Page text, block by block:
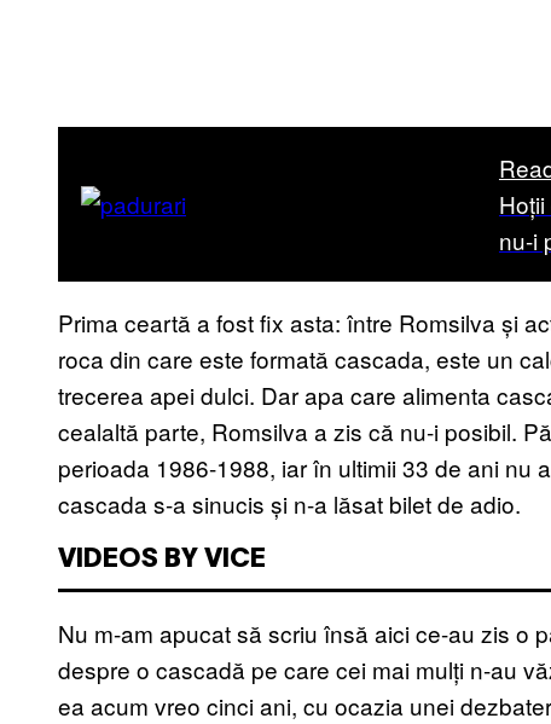
nu-i
Prima ceartă a fost fix asta: între Romsilva și
roca din care este formată cascada, este un
trecerea apei dulci. Dar apa care alimenta
cealaltă parte, Romsilva a zis că nu-i posibil.
perioada 1986-1988, iar în ultimii 33 de ani nu
cascada s-a sinucis și n-a lăsat bilet de adio.
VIDEOS BY VICE
Nu m-am apucat să scriu însă aici ce-au zis o
despre o cascadă pe care cei mai mulți n-au
ea acum vreo cinci ani, cu ocazia unei